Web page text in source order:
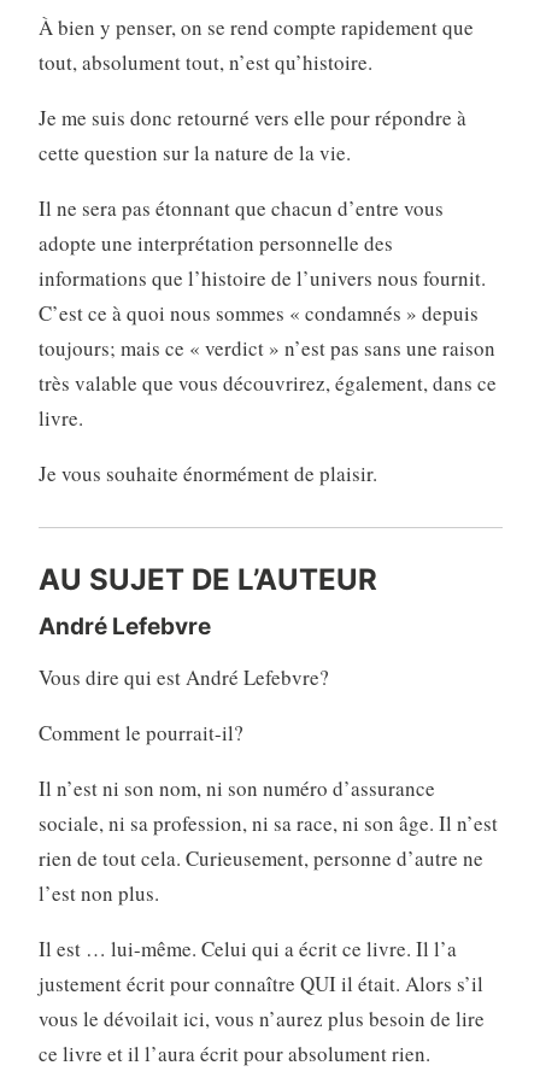
À bien y penser, on se rend compte rapidement que
tout, absolument tout, n’est qu’histoire.
Je me suis donc retourné vers elle pour répondre à
cette question sur la nature de la vie.
Il ne sera pas étonnant que chacun d’entre vous
adopte une interprétation personnelle des
informations que l’histoire de l’univers nous fournit.
C’est ce à quoi nous sommes « condamnés » depuis
toujours; mais ce « verdict » n’est pas sans une raison
très valable que vous découvrirez, également, dans ce
livre.
Je vous souhaite énormément de plaisir.
AU SUJET DE L’AUTEUR
André Lefebvre
Vous dire qui est André Lefebvre?
Comment le pourrait-il?
Il n’est ni son nom, ni son numéro d’assurance
sociale, ni sa profession, ni sa race, ni son âge. Il n’est
rien de tout cela. Curieusement, personne d’autre ne
l’est non plus.
Il est … lui-même. Celui qui a écrit ce livre. Il l’a
justement écrit pour connaître QUI il était. Alors s’il
vous le dévoilait ici, vous n’aurez plus besoin de lire
ce livre et il l’aura écrit pour absolument rien.